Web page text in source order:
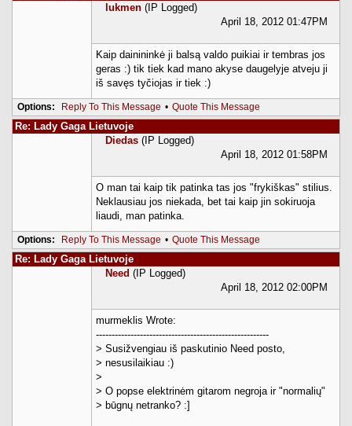
lukmen (IP Logged)
April 18, 2012 01:47PM
Kaip dainininkė ji balsą valdo puikiai ir tembras jos
geras :) tik tiek kad mano akyse daugelyje atveju ji
iš savęs tyčiojas ir tiek :)
Options: Reply To This Message • Quote This Message
Re: Lady Gaga Lietuvoje
Diedas (IP Logged)
April 18, 2012 01:58PM
O man tai kaip tik patinka tas jos "frykiškas" stilius.
Neklausiau jos niekada, bet tai kaip jin sokiruoja
liaudi, man patinka.
Options: Reply To This Message • Quote This Message
Re: Lady Gaga Lietuvoje
Need (IP Logged)
April 18, 2012 02:00PM
murmeklis Wrote:
-------------------------------------------------------
> Susižvengiau iš paskutinio Need posto,
> nesusilaikiau :)
>
> O popse elektrinėm gitarom negroja ir "normalių"
> būgnų netranko? :]